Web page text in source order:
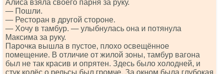
Алиса взяла своего парня за руку.
— Пошли.
— Ресторан в другой стороне.
— Хочу в тамбур. — улыбнулась она и потянула
Максима за руку.
Парочка вышла в пустое, плохо освещённое
помещение. В отличие от жилой зоны, тамбур вагона
был не так красив и опрятен. Здесь было холодней, и
стук колёс о рельсы был громче. За окном была глубокая